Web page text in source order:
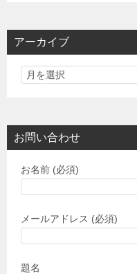
リ
アーカイブ
お問い合わせ
お名前 (必須)
メールアドレス (必須)
題名